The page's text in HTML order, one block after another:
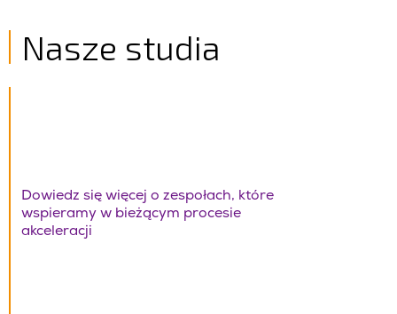
Nasze studia
Dowiedz się więcej o zespołach, które
wspieramy w bieżącym procesie
akceleracji